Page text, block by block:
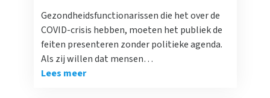
Gezondheidsfunctionarissen die het over de
COVID-crisis hebben, moeten het publiek de
feiten presenteren zonder politieke agenda.
Als zij willen dat mensen…
Lees meer